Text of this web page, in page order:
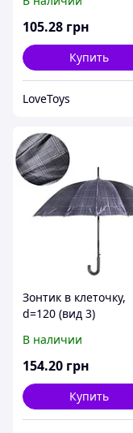
105.28 грн
Купить
LoveToys
Зонтик в клеточку,
d=120 (вид 3)
В наличии
154.20 грн
Купить